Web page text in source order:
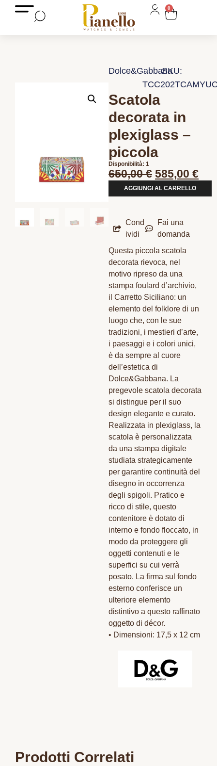
0
Dolce&GabbanaSKU:
Scatola
decorata in
plexiglass –
piccola
Disponibilità: 1
650,00€ 585,00 €
AGGIUNGI AL CARRELLO
Cond
ividi
Fai una
domanda
Questa piccola scatola
decorata rievoca, nel
motivo ripreso da una
stampa foulard d’archivio,
il Carretto Siciliano: un
elemento del folklore di un
luogo che, con le sue
tradizioni, i mestieri d’arte,
i paesaggi e i colori unici,
è da sempre al cuore
dell’estetica di
Dolce&Gabbana. La
pregevole scatola decorata
si distingue per il suo
design elegante e curato.
Realizzata in plexiglass, la
scatola è personalizzata
da una stampa digitale
studiata strategicamente
per garantire continuità del
disegno in occorrenza
degli spigoli. Pratico e
ricco di stile, questo
contenitore è dotato di
interno e fondo floccato, in
modo da proteggere gli
oggetti contenuti e le
superfici su cui verrà
posato. La firma sul fondo
esterno conferisce un
ulteriore elemento
distintivo a questo raffinato
oggetto di décor.
• Dimensioni: 17,5 x 12 cm
Prodotti Correlati